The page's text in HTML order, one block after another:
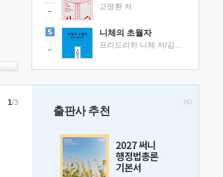
고명환 저
니체의 초월자
1/3
출판사 추천